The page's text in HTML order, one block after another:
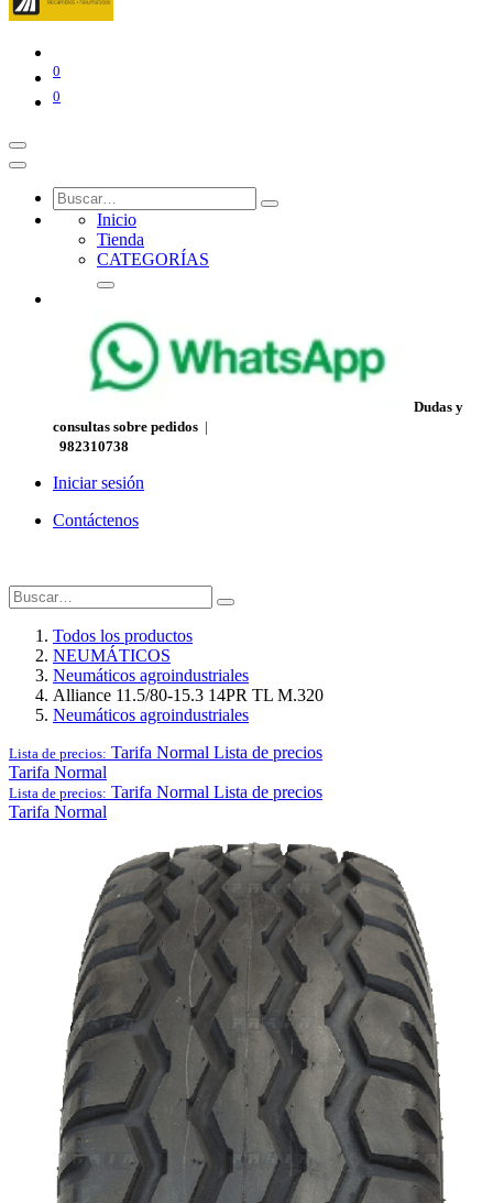
0
0
Inicio
Tienda
CATEGORÍAS
Dudas y
consultas sobre pedidos |
982310738
Iniciar sesión
Contáctenos
Todos los productos
NEUMÁTICOS
Neumáticos agroindustriales
Alliance 11.5/80-15.3 14PR TL M.320
Neumáticos agroindustriales
Lista de precios: Tarifa Normal Lista de precios
Tarifa Normal
Lista de precios: Tarifa Normal Lista de precios
Tarifa Normal